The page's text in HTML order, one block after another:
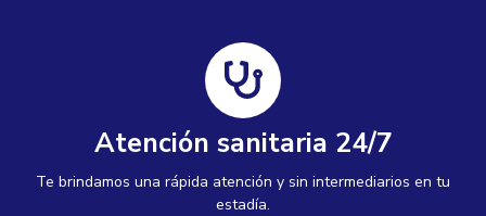
Atención sanitaria 24/7
Te brindamos una rápida atención y sin intermediarios en tu
estadía.